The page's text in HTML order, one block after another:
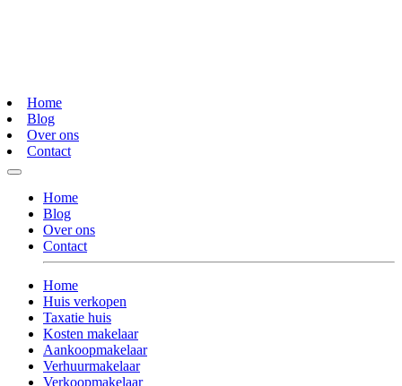
Home
Blog
Over ons
Contact
Home
Blog
Over ons
Contact
Home
Huis verkopen
Taxatie huis
Kosten makelaar
Aankoopmakelaar
Verhuurmakelaar
Verkoopmakelaar